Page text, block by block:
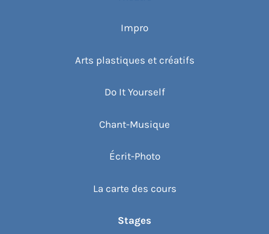
Impro
Arts plastiques et créatifs
Do It Yourself
Chant-Musique
Écrit-Photo
La carte des cours
Stages